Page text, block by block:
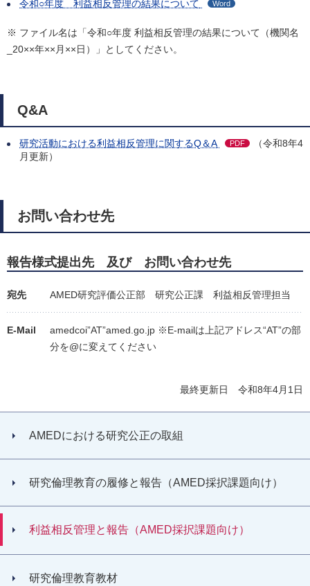
令和○年度 利益相反管理の結果について Word
※ ファイル名は「令和○年度 利益相反管理の結果について（機関名
_20××年××月××日）」としてください。
Q&A
研究活動における利益相反管理に関するQ＆A PDF
（令和8年4
月更新）
お問い合わせ先
報告様式提出先 及び お問い合わせ先
宛先 AMED研究評価公正部 研究公正課 利益相反管理担当
E-Mail
amedcoi”AT”amed.go.jp ※E-mailは上記アドレス“AT”の部
分を@に変えてください
最終更新日 令和8年4月1日
AMEDにおける研究公正の取組
研究倫理教育の履修と報告（AMED採択課題向け）
利益相反管理と報告（AMED採択課題向け）
研究倫理教育教材